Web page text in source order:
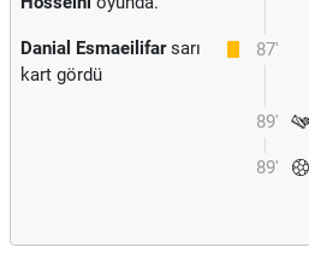
87'
Danial Esmaeilifarsarı
kart gördü
89'
89'